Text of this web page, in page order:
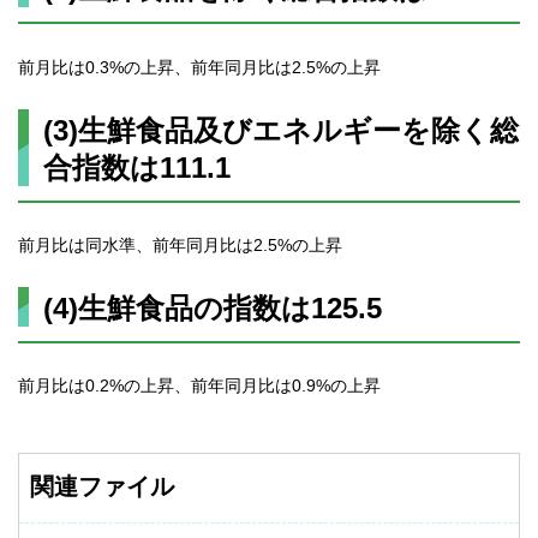
前月比は0.3%の上昇、前年同月比は2.5%の上昇
(3)生鮮食品及びエネルギーを除く総
合指数は111.1
前月比は同水準、前年同月比は2.5%の上昇
(4)生鮮食品の指数は125.5
前月比は0.2%の上昇、前年同月比は0.9%の上昇
関連ファイル